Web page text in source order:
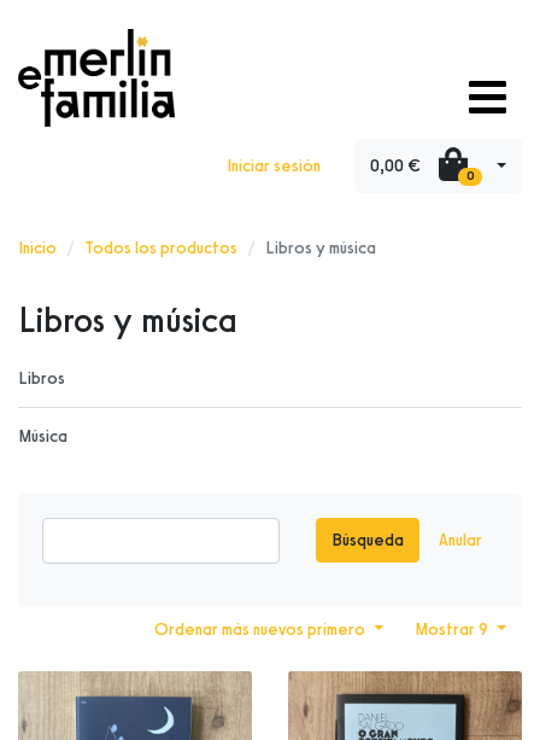
Iniciar sesión 0,00 € 0
Inicio Todos los productos Libros y música
Libros y música
Libros
Música
Búsqueda Anular
Mostrar 9
Ordenar más nuevos primero